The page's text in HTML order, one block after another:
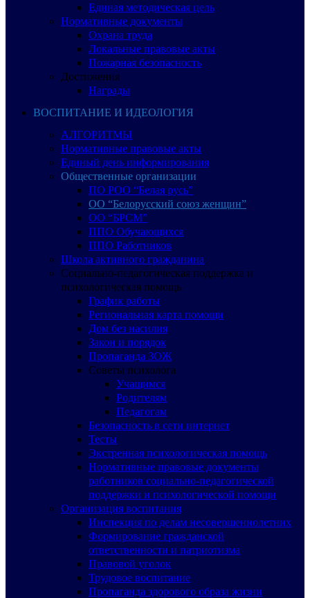
Единая методическая цель
Нормативные документы
Охрана труда
Локальные правовые акты
Пожарная безопасность
Достижения
Награды
ВОСПИТАНИЕ И ИДЕОЛОГИЯ
АЛГОРИТМЫ
Нормативные правовые акты
Единый день информирования
Общественные организации
ПО РОО “Белая русь”
ОО “Белорусский союз женщин”
ОО “БРСМ”
ППО Обучающихся
ППО Работников
Школа активного гражданина
Социально-педагогическая поддержка и
психологическая помощь
График работы
Региональная карта помощи
Дом без насилия
Закон и порядок
Пропаганда ЗОЖ
Советы психолога
Учащимся
Родителям
Педагогам
Безопасность в сети интернет
Тесты
Экстренная психологическая помощь
Нормативные правовые документы
работников социально-педагогической
поддержки и психологической помощи
Организация воспитания
Инспекция по делам несовершеннолетних
Формирование гражданской
ответственности и патриотизма
Правовой уголок
Трудовое воспитание
Пропаганда здорового образа жизни